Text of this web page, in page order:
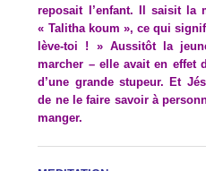
reposait l’enfant. Il saisit la
« Talitha koum », ce qui
lève-toi ! » Aussitôt la
marcher – elle avait en effet
d’une grande stupeur. Et
de ne le faire savoir à
manger.